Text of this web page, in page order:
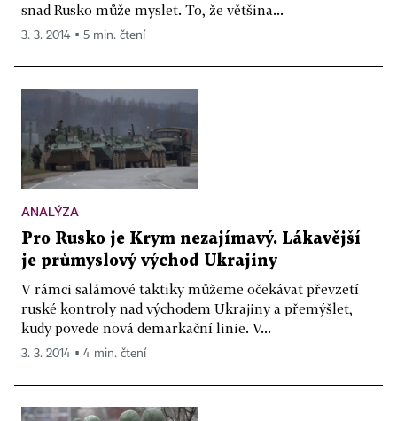
snad Rusko může myslet. To, že většina...
3. 3. 2014 ▪ 5 min. čtení
ANALÝZA
Pro Rusko je Krym nezajímavý. Lákavější
je průmyslový východ Ukrajiny
V rámci salámové taktiky můžeme očekávat převzetí
ruské kontroly nad východem Ukrajiny a přemýšlet,
kudy povede nová demarkační linie. V...
3. 3. 2014 ▪ 4 min. čtení